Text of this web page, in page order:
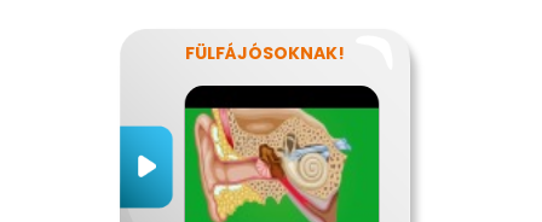
FÜLFÁJÓSOKNAK!